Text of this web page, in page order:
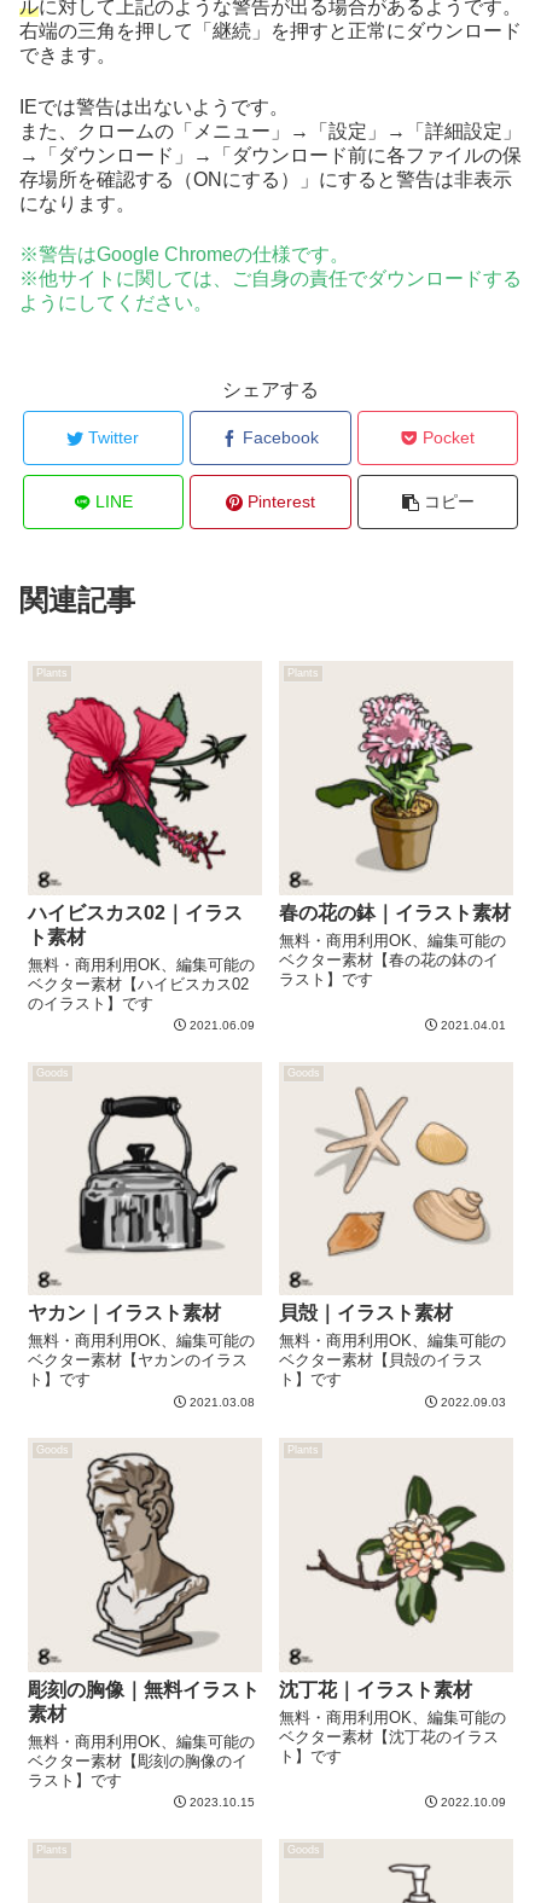
ルに対して上記のような警告が出る場合があるようです。
右端の三角を押して「継続」を押すと正常にダウンロード
できます。
IEでは警告は出ないようです。
また、クロームの「メニュー」→「設定」→「詳細設定」
→「ダウンロード」→「ダウンロード前に各ファイルの保
存場所を確認する（ONにする）」にすると警告は非表示
になります。
※警告はGoogle Chromeの仕様です。
※他サイトに関しては、ご自身の責任でダウンロードする
ようにしてください。
シェアする
Twitter Facebook Pocket
LINE Pinterest コピー
関連記事
Plants
ハイビスカス02｜イラス
ト素材
無料・商用利用OK、編集可能の
ベクター素材【ハイビスカス02
のイラスト】です
2021.06.09
Plants
春の花の鉢｜イラスト素材
無料・商用利用OK、編集可能の
ベクター素材【春の花の鉢のイ
ラスト】です
2021.04.01
Goods
ヤカン｜イラスト素材
無料・商用利用OK、編集可能の
ベクター素材【ヤカンのイラス
ト】です
2021.03.08
Goods
貝殻｜イラスト素材
無料・商用利用OK、編集可能の
ベクター素材【貝殻のイラス
ト】です
2022.09.03
Goods
彫刻の胸像｜無料イラスト
素材
無料・商用利用OK、編集可能の
ベクター素材【彫刻の胸像のイ
ラスト】です
2023.10.15
Plants
沈丁花｜イラスト素材
無料・商用利用OK、編集可能の
ベクター素材【沈丁花のイラス
ト】です
2022.10.09
Plants Goods